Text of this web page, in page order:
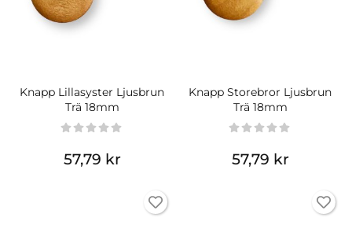
Knapp Lillasyster Ljusbrun
Trä 18mm
57,79 kr
Knapp Storebror Ljusbrun
Trä 18mm
57,79 kr